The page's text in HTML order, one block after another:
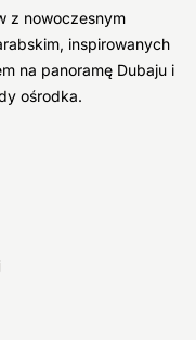
z nowoczesnym
inspirowanych
na panoramę Dubaju i
ośrodka.